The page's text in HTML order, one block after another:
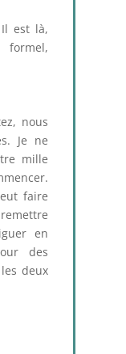
est là,
nous
Je ne
mille
faire
en
des
deux